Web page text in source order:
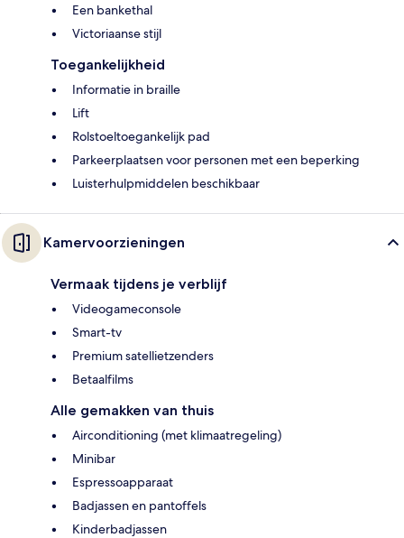
Een bankethal
Victoriaanse stijl
Toegankelijkheid
Informatie in braille
Lift
Rolstoeltoegankelijk pad
Parkeerplaatsen voor personen met een beperking
Luisterhulpmiddelen beschikbaar
Kamervoorzieningen
Vermaak tijdens je verblijf
Videogameconsole
Smart-tv
Premium satellietzenders
Betaalfilms
Alle gemakken van thuis
Airconditioning (met klimaatregeling)
Minibar
Espressoapparaat
Badjassen en pantoffels
Kinderbadjassen